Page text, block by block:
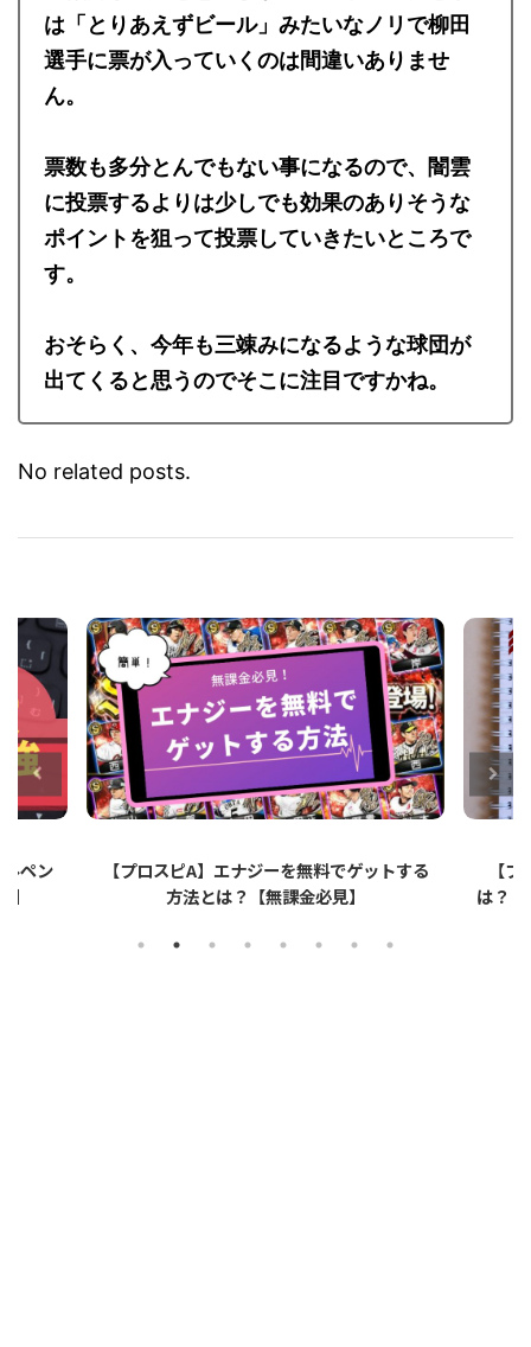
の傾向が強いと思います。ソフトバンクとか
は「とりあえずビール」みたいなノリで柳田
選手に票が入っていくのは間違いありませ
票数も多分とんでもない事になるので、闇雲
に投票するよりは少しでも効果のありそうな
ポイントを狙って投票していきたいところで
おそらく、今年も三竦みになるような球団が
する
【プロスピA】ペーパーライクフィルムと
【プ